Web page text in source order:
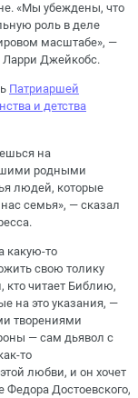
«Мы убеждены, что
роль в деле
масштабе», —
Ларри Джейкобс.
Патриаршей
и детства
на
родными
людей, которые
семья», — сказал
какую-то
свою толику
читает Библию,
на это указания, —
творениями
— сам дьявол с
то
любви, и он хочет
Достоевского,